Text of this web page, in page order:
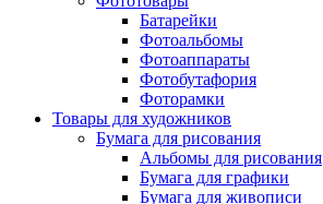
Батарейки
Фотоальбомы
Фотоаппараты
Фотобутафория
Фоторамки
Товары для художников
Бумага для рисования
Альбомы для рисования
Бумага для графики
Бумага для живописи